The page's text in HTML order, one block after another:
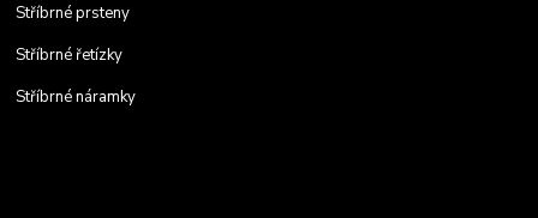
Stříbrné prsteny
Stříbrné řetízky
Stříbrné náramky